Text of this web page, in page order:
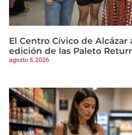
El Centro Cívico de Alcázar
edición de las Paleto
agosto 5, 2026